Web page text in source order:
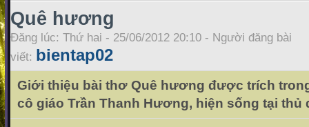
Quê hương
Đăng lúc: Thứ hai - 25/06/2012 20:10 - Người đăng bài
viết: bientap02
Giới thiệu bài thơ Quê hương được trích
cô giáo Trần Thanh Hương, hiện sống tại thủ